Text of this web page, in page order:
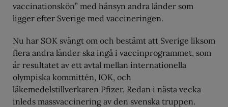
vaccinationskön” med hänsyn andra länder som
ligger efter Sverige med vaccineringen.
Nu har SOK svängt om och bestämt att Sverige liksom
flera andra länder ska ingå i vaccinprogrammet, som
är resultatet av ett avtal mellan internationella
olympiska kommittén, IOK, och
läkemedelstillverkaren Pfizer. Redan i nästa vecka
inleds massvaccinering av den svenska truppen.